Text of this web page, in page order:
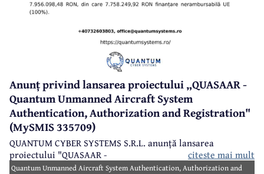
Anunț privind lansarea proiectului „QUASAAR -
Quantum Unmanned Aircraft System
Authentication, Authorization and Registration"
(MySMIS 335709)
QUANTUM CYBER SYSTEMS S.R.L. anunță lansarea
proiectului "QUASAAR -
Quantum Unmanned Aircraft System Authentication, Authorization and
citeste mai mult